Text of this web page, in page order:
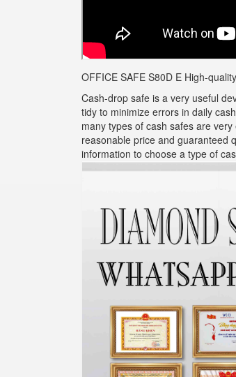
OFFICE SAFE S80D E High-
Cash-drop safe is a very useful
tidy to minimize errors in daily
many types of cash safes are
reasonable price and guaranteed
information to choose a type of